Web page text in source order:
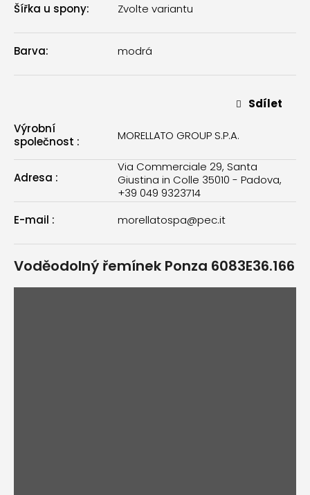
Šířka u spony: Zvolte variantu
Barva: modrá
Sdílet
Výrobní
společnost : MORELLATO GROUP S.P.A.
Adresa :
Via Commerciale 29, Santa
Giustina in Colle 35010 - Padova,
+39 049 9323714
E-mail : morellatospa@pec.it
Voděodolný řemínek Ponza 6083E36.166